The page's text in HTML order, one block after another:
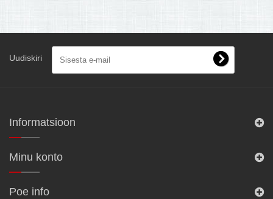
Uudiskiri
Informatsioon
Minu konto
Poe info